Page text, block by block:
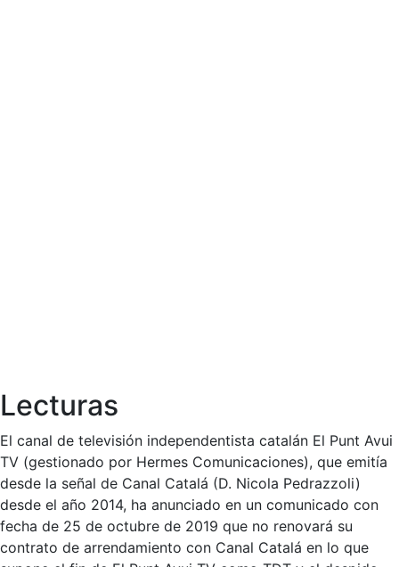
Lecturas
El canal de televisión independentista catalán El Punt Avui
TV (gestionado por Hermes Comunicaciones), que emitía
desde la señal de Canal Catalá (D. Nicola Pedrazzoli)
desde el año 2014, ha anunciado en un comunicado con
fecha de 25 de octubre de 2019 que no renovará su
contrato de arrendamiento con Canal Catalá en lo que